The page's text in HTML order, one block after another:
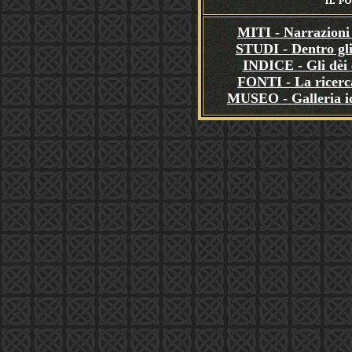
MITI - Narrazioni
STUDI - Dentro
INDICE - Gli dèi
FONTI - La
MUSEO - Galleria